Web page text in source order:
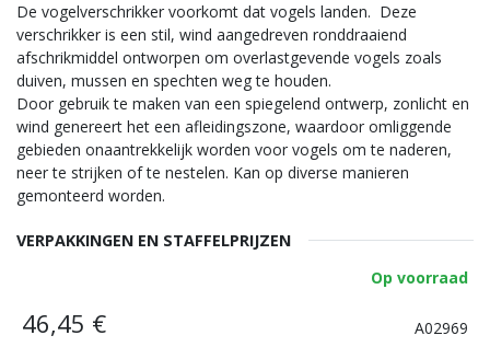
De vogelverschrikker voorkomt dat vogels landen. Deze
verschrikker is een stil, wind aangedreven ronddraaiend
afschrikmiddel ontworpen om overlastgevende vogels zoals
duiven, mussen en spechten weg te houden.
Door gebruik te maken van een spiegelend ontwerp, zonlicht en
wind genereert het een afleidingszone, waardoor omliggende
gebieden onaantrekkelijk worden voor vogels om te naderen,
neer te strijken of te nestelen. Kan op diverse manieren
gemonteerd worden.
VERPAKKINGEN EN STAFFELPRIJZEN
Op voorraad
46,45 € A02969